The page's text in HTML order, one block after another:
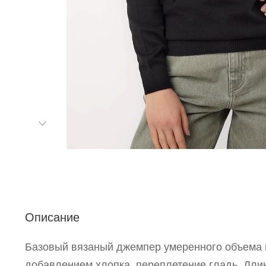
Описание
Базовый вязаный джемпер умеренного объема